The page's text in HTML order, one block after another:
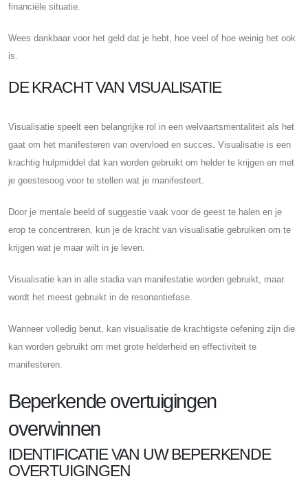
financiële situatie.
Wees dankbaar voor het geld dat je hebt, hoe veel of hoe weinig het ook
is.
DE KRACHT VAN VISUALISATIE
Visualisatie speelt een belangrijke rol in een welvaartsmentaliteit als het
gaat om het manifesteren van overvloed en succes. Visualisatie is een
krachtig hulpmiddel dat kan worden gebruikt om helder te krijgen en met
je geestesoog voor te stellen wat je manifesteert.
Door je mentale beeld of suggestie vaak voor de geest te halen en je
erop te concentreren, kun je de kracht van visualisatie gebruiken om te
krijgen wat je maar wilt in je leven.
Visualisatie kan in alle stadia van manifestatie worden gebruikt, maar
wordt het meest gebruikt in de resonantiefase.
Wanneer volledig benut, kan visualisatie de krachtigste oefening zijn die
kan worden gebruikt om met grote helderheid en effectiviteit te
manifesteren.
Beperkende overtuigingen
overwinnen
IDENTIFICATIE VAN UW BEPERKENDE
OVERTUIGINGEN